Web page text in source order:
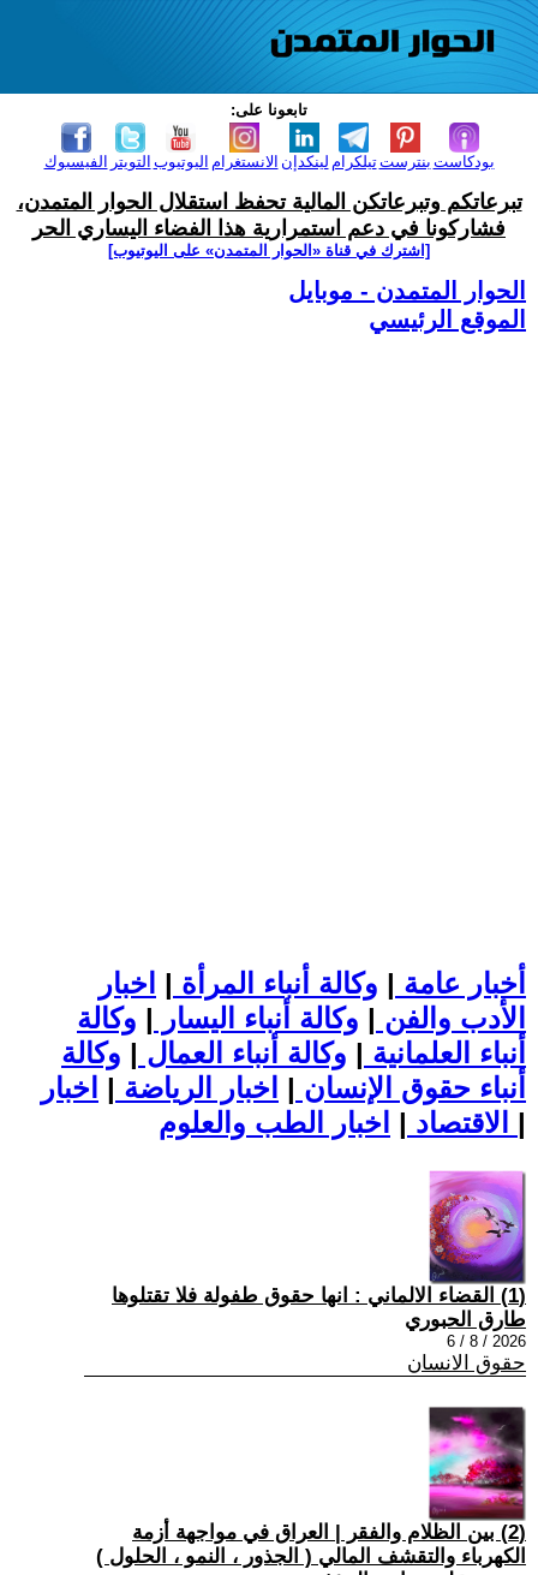
تابعونا على:
الفيسبوك التويتر اليوتيوب الانستغرام لينكدإن تيلكرامبنترست بودكاست
تبرعاتكم وتبرعاتكن المالية تحفظ استقلال الحوار المتمدن،
فشاركونا في دعم استمرارية هذا الفضاء اليساري الحر
[اشترك في قناة ‫«الحوار المتمدن» على اليوتيوب]
الحوار المتمدن - موبايل
الموقع الرئيسي
أخبار عامة | وكالة أنباء المرأة | اخبار
الأدب والفن | وكالة أنباء اليسار | وكالة
أنباء العلمانية | وكالة أنباء العمال | وكالة
أنباء حقوق الإنسان | اخبار الرياضة | اخبار
الاقتصاد | |
(1) القضاء الالماني : انها حقوق طفولة فلا تقتلوها
طارق الحبوري
2026 / 8 / 6
حقوق الانسان
(2) بين الظلام والفقر | العراق في مواجهة أزمة
الكهرباء والتقشف المالي ( الجذور ، النمو ، الحلول )